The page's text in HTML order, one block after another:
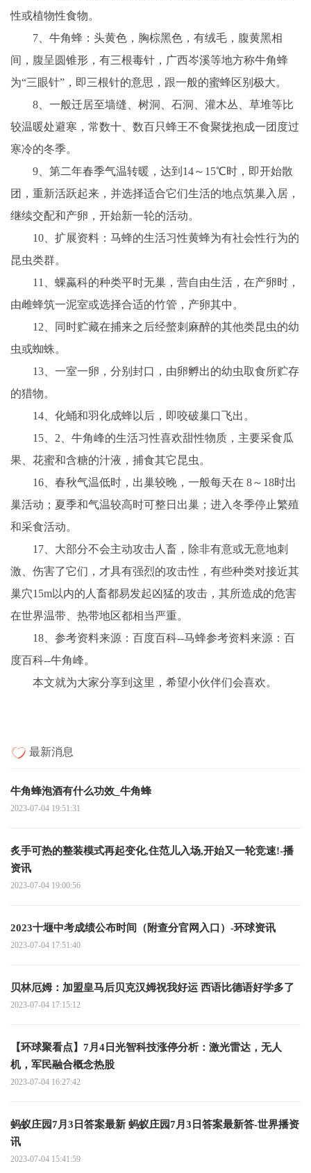
性或植物性食物。
7、牛角蜂：头黄色，胸棕黑色，有绒毛，腹黄黑相
间，腹呈圆锥形，有三根毒针，广西岑溪等地方称牛角蜂
为“三眼针”，即三根针的意思，跟一般的蜜蜂区别极大。
8、一般迁居至墙缝、树洞、石洞、灌木丛、草堆等比
较温暖处避寒，常数十、数百只蜂王不食聚拢抱成一团度过
寒冷的冬季。
9、第二年春季气温转暖，达到14～15℃时，即开始散
团，重新活跃起来，并选择适合它们生活的地点筑巢入居，
继续交配和产卵，开始新一轮的活动。
10、扩展资料：马蜂的生活习性黄蜂为有社会性行为的
昆虫类群。
11、蜾蠃科的种类平时无巢，营自由生活，在产卵时，
由雌蜂筑一泥室或选择合适的竹管，产卵其中。
12、同时贮藏在捕来之后经螫刺麻醉的其他类昆虫的幼
虫或蜘蛛。
13、一室一卵，分别封口，由卵孵出的幼虫取食所贮存
的猎物。
14、化蛹和羽化成蜂以后，即咬破巢口飞出。
15、2、牛角峰的生活习性喜欢甜性物质，主要采食瓜
果、花蜜和含糖的汁液，捕食其它昆虫。
16、春秋气温低时，出巢较晚，一般每天在 8～18时出
巢活动；夏季和气温较高时可整日出巢；进入冬季停止繁殖
和采食活动。
17、大部分不会主动攻击人畜，除非有意或无意地刺
激、伤害了它们，才具有强烈的攻击性，有些种类对接近其
巢穴15m以内的人畜都易发起凶猛的攻击，其所造成的危害
在世界温带、热带地区都相当严重。
18、参考资料来源：百度百科--马蜂参考资料来源：百
度百科--牛角峰。
本文就为大家分享到这里，希望小伙伴们会喜欢。
最新消息
牛角蜂泡酒有什么功效_牛角蜂
2023-07-04 19:51:31
炙手可热的整装模式再起变化,住范儿入场,开始又一轮竞速!-播
资讯
2023-07-04 19:00:56
2023十堰中考成绩公布时间（附查分官网入口）-环球资讯
2023-07-04 17:51:40
贝林厄姆：加盟皇马后贝克汉姆祝我好运 西语比德语好学多了
2023-07-04 17:15:12
【环球聚看点】7月4日光智科技涨停分析：激光雷达，无人
机，军民融合概念热股
2023-07-04 16:27:42
蚂蚁庄园7月3日答案最新 蚂蚁庄园7月3日答案最新答-世界播资
讯
2023-07-04 15:41:59